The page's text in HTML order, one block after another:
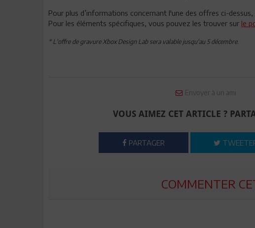
Pour plus d’informations concernant l'une des offres ci-
Pour les éléments spécifiques, vous pouvez les trouver sur le
* L'offre de gravure Xbox Design Lab sera valable jusqu'au 5 décembre.
Envoyer à un ami
VOUS AIMEZ CET ARTICLE ?
PARTAGER
COMMENTER